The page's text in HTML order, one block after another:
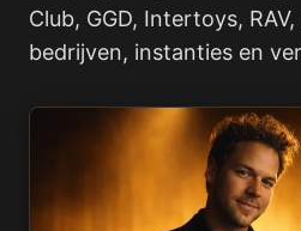
Club, GGD, Intertoys,
bedrijven, instanties en